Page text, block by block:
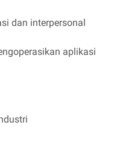
dan interpersonal
aplikasi